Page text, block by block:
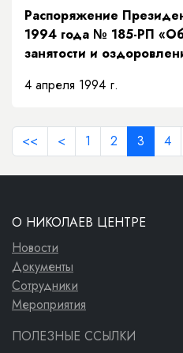
Распоряжение
1994 года № 185-РП
занятости и
4 апреля 1994 г.
<< < 1 2 3 4
О НИКОЛАЕВ ЦЕНТРЕ
Новости
Документы
Сотрудники
Мероприятия
ПОЛЕЗНЫЕ ССЫЛКИ